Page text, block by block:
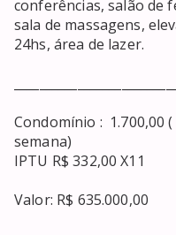
conferências, salão de
sala de massagens,
24hs, área de lazer.
Condomínio :  1.700,00
semana)
IPTU R$ 332,00 X11
Valor: R$ 635.000,00